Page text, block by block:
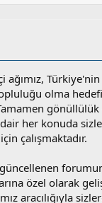
olma
gönüllülük
her konuda
çalışmaktadır.
özel olarak
aracılığıyla